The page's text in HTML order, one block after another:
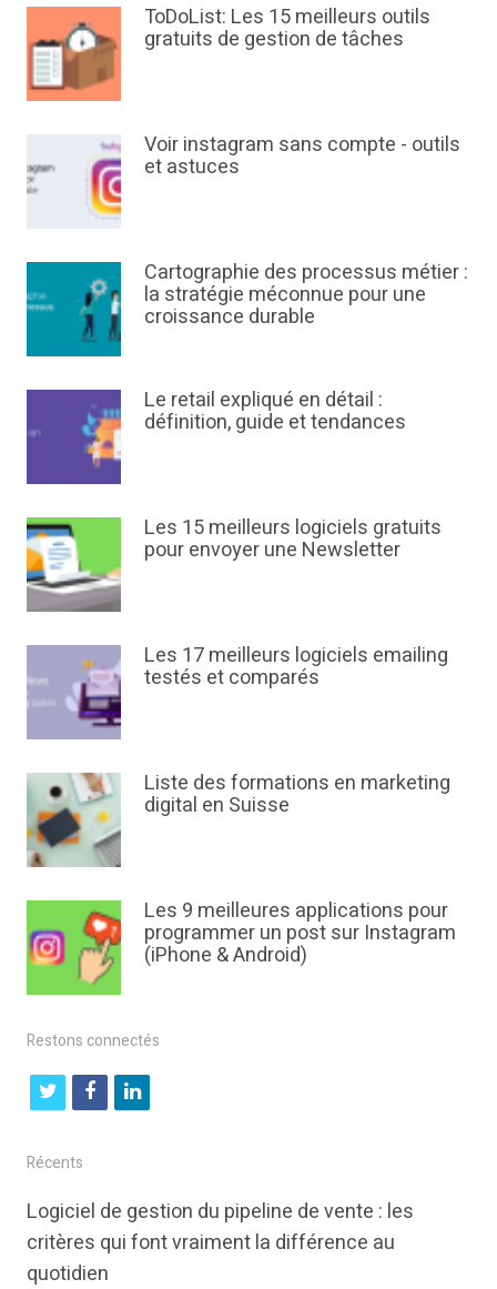
ToDoList: Les 15 meilleurs outils
gratuits de gestion de tâches
Voir instagram sans compte - outils
et astuces
Cartographie des processus métier :
la stratégie méconnue pour une
croissance durable
Le retail expliqué en détail :
définition, guide et tendances
Les 15 meilleurs logiciels gratuits
pour envoyer une Newsletter
Les 17 meilleurs logiciels emailing
testés et comparés
Liste des formations en marketing
digital en Suisse
Les 9 meilleures applications pour
programmer un post sur Instagram
(iPhone & Android)
Restons connectés
t
i
t
t
e
f
b
o
l
e
Récents
Logiciel de gestion du pipeline de vente : les
critères qui font vraiment la différence au
quotidien